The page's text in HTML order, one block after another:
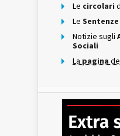
Le circolari
Le
Notizie sugli
Sociali
La pagina